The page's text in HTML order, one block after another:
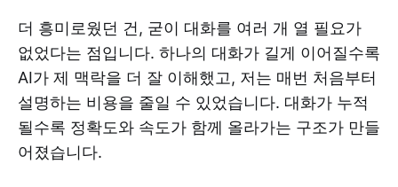
더 흥미로웠던 건, 굳이 대화를 여러 개 열 필요가
없었다는 점입니다. 하나의 대화가 길게 이어질수록
AI가 제 맥락을 더 잘 이해했고, 저는 매번 처음부터
설명하는 비용을 줄일 수 있었습니다. 대화가 누적
될수록 정확도와 속도가 함께 올라가는 구조가 만들
어졌습니다.